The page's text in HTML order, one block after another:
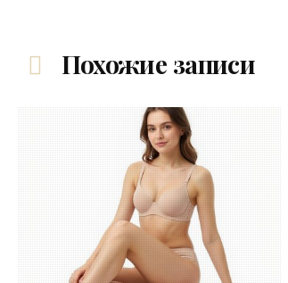
Похожие записи